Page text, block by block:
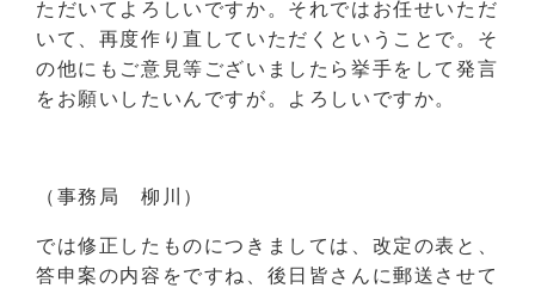
ただいてよろしいですか。それではお任せいただ
いて、再度作り直していただくということで。そ
の他にもご意見等ございましたら挙手をして発言
をお願いしたいんですが。よろしいですか。
（事務局 柳川）
では修正したものにつきましては、改定の表と、
答申案の内容をですね、後日皆さんに郵送させて